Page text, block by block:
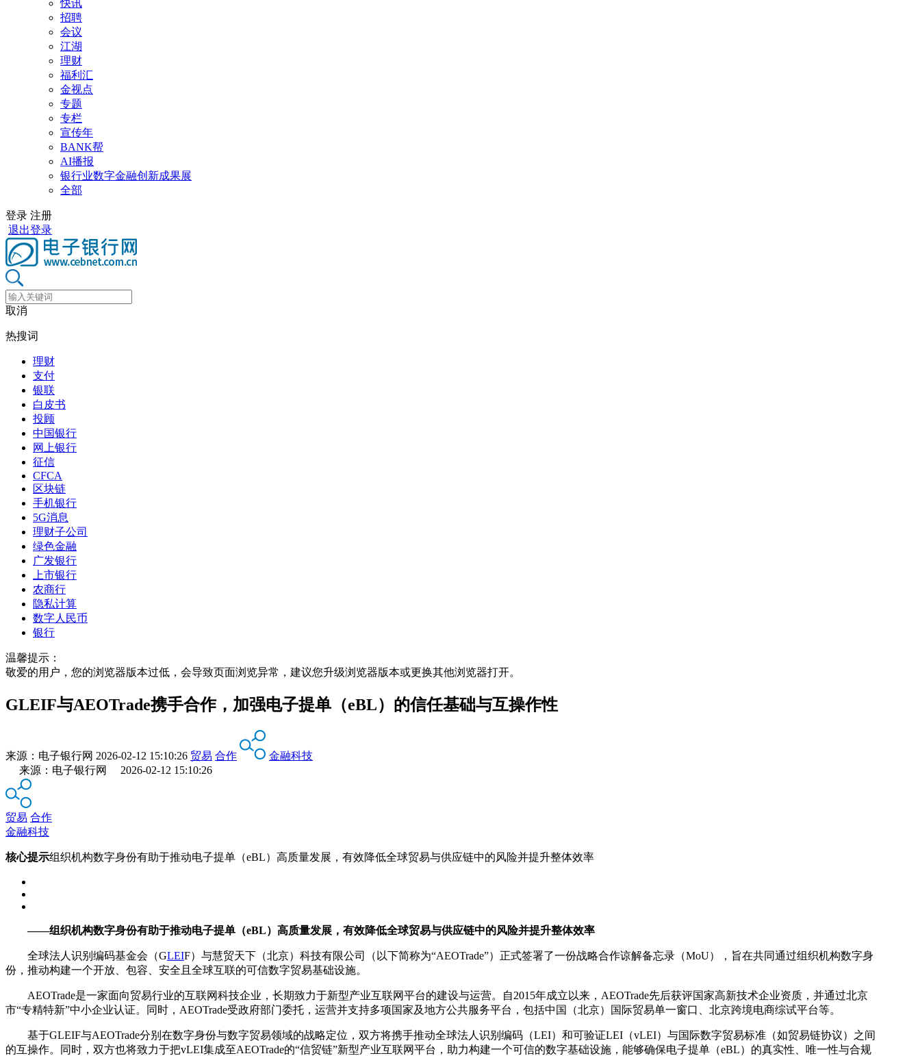
快讯
招聘
会议
江湖
理财
福利汇
金视点
专题
专栏
宣传年
BANK帮
AI播报
银行业数字金融创新成果展
全部
登录 注册
退出登录
取消
热搜词
理财
支付
银联
白皮书
投顾
中国银行
网上银行
征信
CFCA
区块链
手机银行
5G消息
理财子公司
绿色金融
广发银行
上市银行
农商行
隐私计算
数字人民币
银行
温馨提示：
敬爱的用户，您的浏览器版本过低，会导致页面浏览异常，建议您升级浏览器版本或更换其他浏览器打开。
GLEIF与AEOTrade携手合作，加强电子提单（eBL）的信任基础与互操作性
来源： 电子银行网 2026-02-12 15:10:26 贸易 合作
金融科技
来源：电子银行网 2026-02-12 15:10:26
贸易 合作
金融科技
核心提示组织机构数字身份有助于推动电子提单（eBL）高质量发展，有效降低全球贸易与供应链中的风险并提升整体效率
——组织机构数字身份有助于推动电子提单（eBL）高质量发展，有效降低全球贸易与供应链中的风险并提升整体效率
全球法人识别编码基金会（GLEIF）与慧贸天下（北京）科技有限公司（以下简称为“AEOTrade”）正式签署了一份战略合作谅解备忘录（MoU），旨在共同通过组织机构数字身
份，推动构建一个开放、包容、安全且全球互联的可信数字贸易基础设施。
AEOTrade是一家面向贸易行业的互联网科技企业，长期致力于新型产业互联网平台的建设与运营。自2015年成立以来，AEOTrade先后获评国家高新技术企业资质，并通过北京
市“专精特新”中小企业认证。同时，AEOTrade受政府部门委托，运营并支持多项国家及地方公共服务平台，包括中国（北京）国际贸易单一窗口、北京跨境电商综试平台等。
基于GLEIF与AEOTrade分别在数字身份与数字贸易领域的战略定位，双方将携手推动全球法人识别编码（LEI）和可验证LEI（vLEI）与国际数字贸易标准（如贸易链协议）之间
的互操作。同时，双方也将致力于把vLEI集成至AEOTrade的“信贸链”新型产业互联网平台，助力构建一个可信的数字基础设施，能够确保电子提单（eBL）的真实性、唯一性与合规